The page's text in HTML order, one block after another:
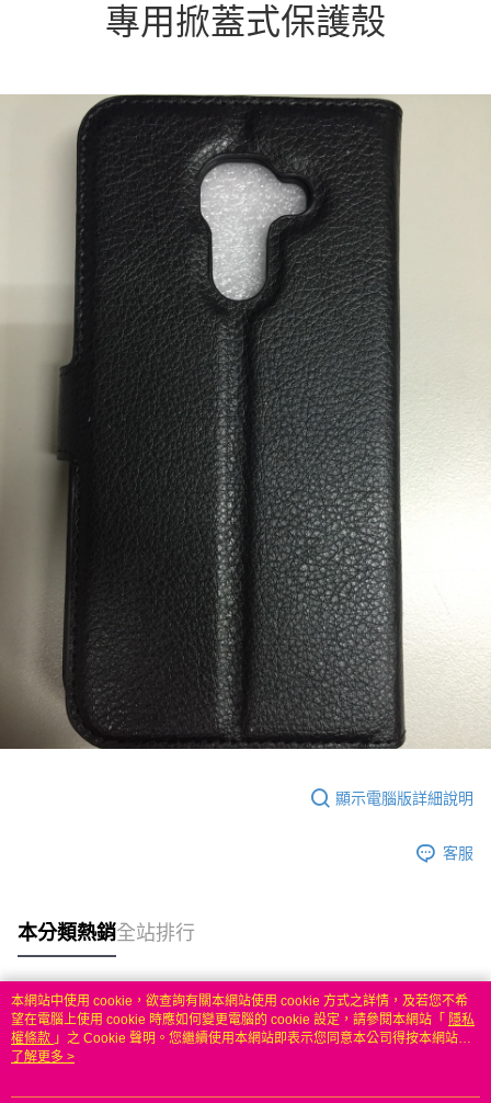
專用掀蓋式保護殼
顯示電腦版詳細說明
客服
本分類熱銷全站排行
熱門標籤
本網站中使用 cookie，欲查詢有關本網站使用 cookie 方式之詳情，及若您不希
望在電腦上使用 cookie 時應如何變更電腦的 cookie 設定，請參閱本網站「 隱私
權條款 」之 Cookie 聲明。您繼續使用本網站即表示您同意本公司得按本網站使
用條款之 Cookie 聲明使用 cookie。
了解更多 >